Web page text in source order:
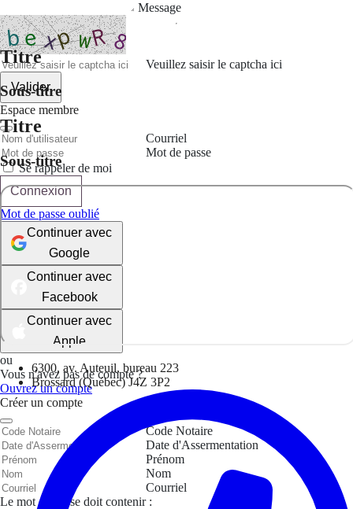
Titre
Sous-titre
Titre
Sous-titre
6300, av. Auteuil, bureau 223
Brossard (Québec) J4Z 3P2
Message
Veuillez saisir le captcha ici
Valider
Espace membre
Courriel
Mot de passe
Se rappeler de moi
Connexion
Mot de passe oublié
Continuer avec
Google
Continuer avec
Facebook
Continuer avec
Apple
ou
Vous n'avez pas de compte ?
Ouvrez un compte
Créer un compte
Code Notaire
Date d'Assermentation
Prénom
Nom
Courriel
Le mot de passe doit contenir :